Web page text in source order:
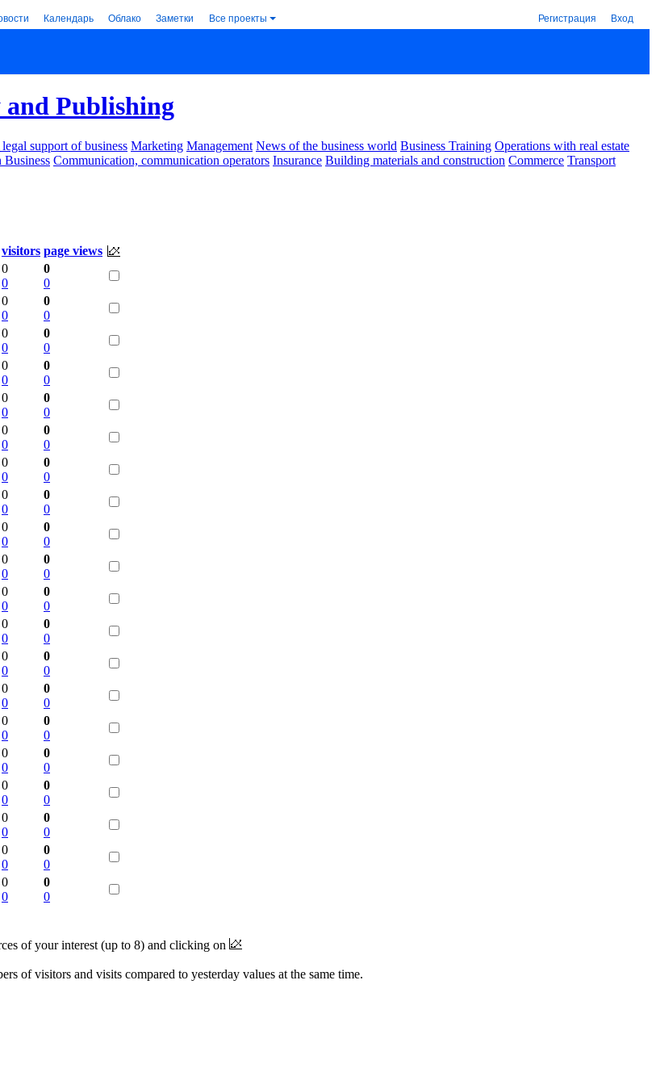
Календарь Облако Заметки Все проекты Регистрация Вход
Publishing
support of business Marketing Management News of the business world Business Training Operations with real estate
Communication, communication operators Insurance Building materials and construction Commerce Transport
visitors page views
0
0
0
0
0
0
0
0
0
0
0
0
0
0
0
0
0
0
0
0
0
0
0
0
0
0
0
0
0
0
0
0
0
0
0
0
0
0
0
0
0
0
0
0
0
0
0
0
0
0
0
0
0
0
0
0
0
0
0
0
0
0
0
0
0
0
0
0
0
0
0
0
0
0
0
0
0
0
0
0
of your interest (up to 8) and clicking on
of visitors and visits compared to yesterday values at the same time.